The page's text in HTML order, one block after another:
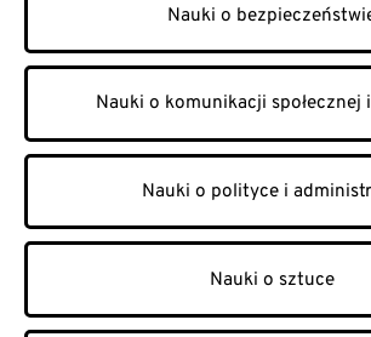
Nauki o
Nauki o komunikacji społecznej
Nauki o polityce i
Nauki o sztuce